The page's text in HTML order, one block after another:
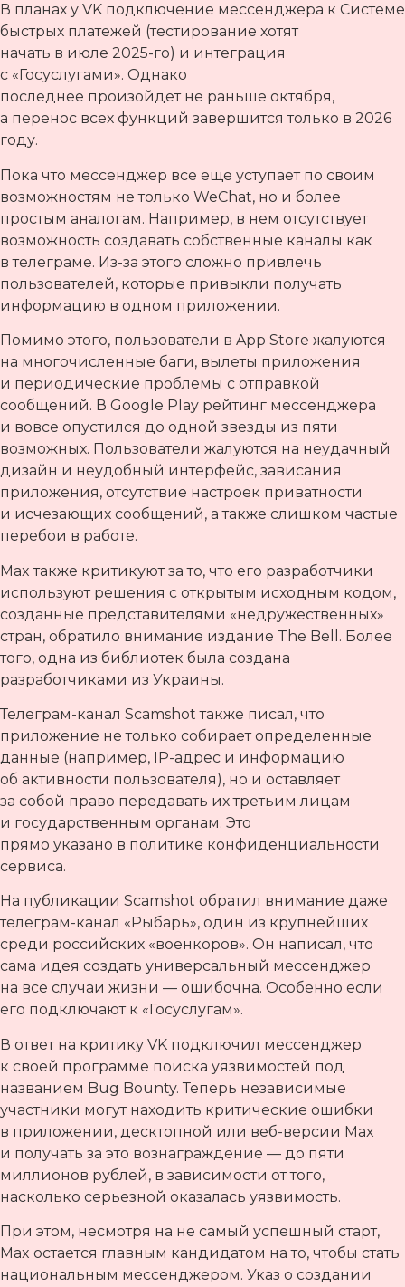
В планах у VK подключение мессенджера к Системе
быстрых платежей (тестирование хотят
начать в июле 2025-го) и интеграция
с «Госуслугами». Однако
последнее произойдет не раньше октября,
а перенос всех функций завершится только в 2026
году.
Пока что мессенджер все еще уступает по своим
возможностям не только WeChat, но и более
простым аналогам. Например, в нем отсутствует
возможность создавать собственные каналы как
в телеграме. Из-за этого сложно привлечь
пользователей, которые привыкли получать
информацию в одном приложении.
Помимо этого, пользователи в App Store жалуются
на многочисленные баги, вылеты приложения
и периодические проблемы с отправкой
сообщений. В Google Play рейтинг мессенджера
и вовсе опустился до одной звезды из пяти
возможных. Пользователи жалуются на неудачный
дизайн и неудобный интерфейс, зависания
приложения, отсутствие настроек приватности
и исчезающих сообщений, а также слишком частые
перебои в работе.
Max также критикуют за то, что его разработчики
используют решения с открытым исходным кодом,
созданные представителями «недружественных»
стран, обратило внимание издание The Bell. Более
того, одна из библиотек была создана
разработчиками из Украины.
Телеграм-канал Scamshot также писал, что
приложение не только собирает определенные
данные (например, IP-адрес и информацию
об активности пользователя), но и оставляет
за собой право передавать их третьим лицам
и государственным органам. Это
прямо указано в политике конфиденциальности
сервиса.
На публикации Scamshot обратил внимание даже
телеграм-канал «Рыбарь», один из крупнейших
среди российских «военкоров». Он написал, что
сама идея создать универсальный мессенджер
на все случаи жизни — ошибочна. Особенно если
его подключают к «Госуслугам».
В ответ на критику VK подключил мессенджер
к своей программе поиска уязвимостей под
названием Bug Bounty. Теперь независимые
участники могут находить критические ошибки
в приложении, десктопной или веб-версии Max
и получать за это вознаграждение — до пяти
миллионов рублей, в зависимости от того,
насколько серьезной оказалась уязвимость.
При этом, несмотря на не самый успешный старт,
Max остается главным кандидатом на то, чтобы стать
национальным мессенджером. Указ о создании